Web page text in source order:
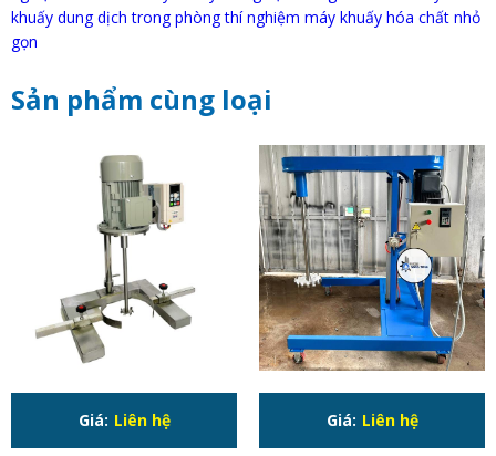
khuấy dung dịch trong phòng thí nghiệm máy khuấy hóa chất nhỏ
gọn
Sản phẩm cùng loại
Giá: Liên hệ Giá: Liên hệ